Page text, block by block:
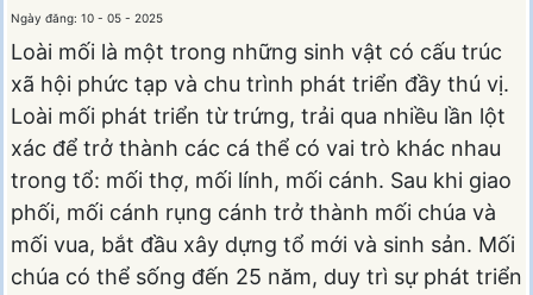
Ngày đăng: 10 - 05 - 2025
Loài mối là một trong những sinh vật có cấu trúc
xã hội phức tạp và chu trình phát triển đầy thú vị.
Loài mối phát triển từ trứng, trải qua nhiều lần lột
xác để trở thành các cá thể có vai trò khác nhau
trong tổ: mối thợ, mối lính, mối cánh. Sau khi giao
phối, mối cánh rụng cánh trở thành mối chúa và
mối vua, bắt đầu xây dựng tổ mới và sinh sản. Mối
chúa có thể sống đến 25 năm, duy trì sự phát triển